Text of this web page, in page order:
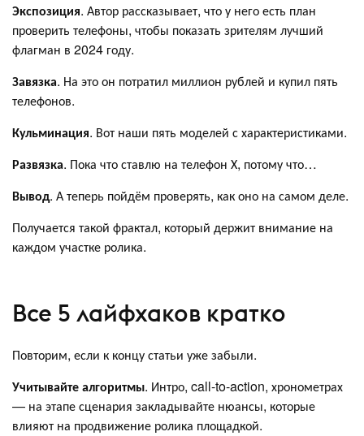
Экспозиция. Автор рассказывает, что у него есть план
проверить телефоны, чтобы показать зрителям лучший
флагман в 2024 году.
Завязка. На это он потратил миллион рублей и купил пять
телефонов.
Кульминация. Вот наши пять моделей с характеристиками.
Развязка. Пока что ставлю на телефон Х, потому что…
Вывод. А теперь пойдём проверять, как оно на самом деле.
Получается такой фрактал, который держит внимание на
каждом участке ролика.
Все 5 лайфхаков кратко
Повторим, если к концу статьи уже забыли.
Учитывайте алгоритмы. Интро, call-to-action, хронометрах
— на этапе сценария закладывайте нюансы, которые
влияют на продвижение ролика площадкой.